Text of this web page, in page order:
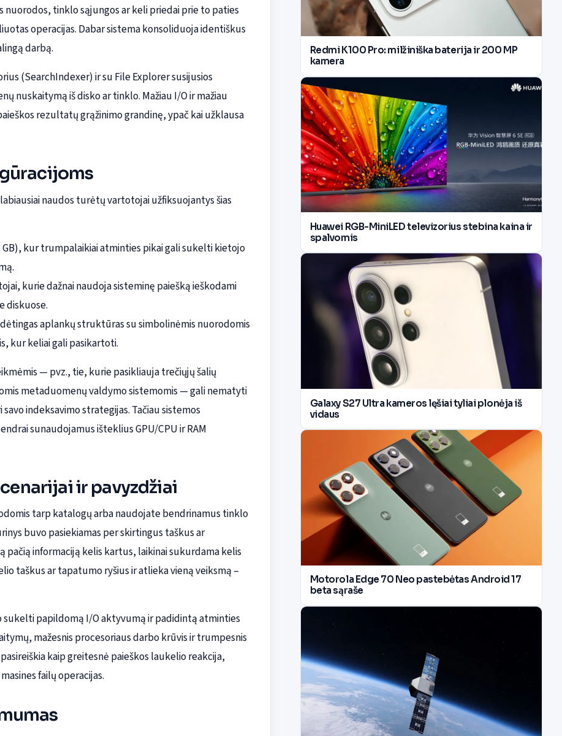
tinklo sąjungos ar keli priedai prie to paties
operacijas. Dabar sistema konsoliduoja identiškus
darbą.
(SearchIndexer) ir su File Explorer susijusios
nuskaitymą iš disko ar tinklo. Mažiau I/O ir mažiau
rezultatų grąžinimo grandinę, ypač kai užklausa
naudos turėtų vartotojai užfiksuojantys šias
GB), kur trumpalaikiai atminties pikai gali sukelti kietojo
kurie dažnai naudoja sisteminę paiešką ieškodami
diskuose.
aplankų struktūras su simbolinėmis nuorodomis
kur keliai gali pasikartoti.
— pvz., tie, kurie pasikliauja trečiųjų šalių
metaduomenų valdymo sistemomis — gali nematyti
indeksavimo strategijas. Tačiau sistemos
sunaudojamus išteklius GPU/CPU ir RAM
ir pavyzdžiai
tarp katalogų arba naudojate bendrinamus tinklo
buvo pasiekiamas per skirtingus taškus ar
informaciją kelis kartus, laikinai sukurdama kelis
taškus ar tapatumo ryšius ir atlieka vieną veiksmą –
sukelti papildomą I/O aktyvumą ir padidintą atminties
mažesnis procesoriaus darbo krūvis ir trumpesnis
kaip greitesnė paieškos laukelio reakcija,
failų operacijas.
Redmi K100 Pro: milžiniška baterija ir 200 MP
kamera
Huawei RGB-MiniLED televizorius stebina kaina ir
spalvomis
Galaxy S27 Ultra kameros lęšiai tyliai plonėja iš
vidaus
Motorola Edge 70 Neo pastebėtas Android 17
beta sąraše